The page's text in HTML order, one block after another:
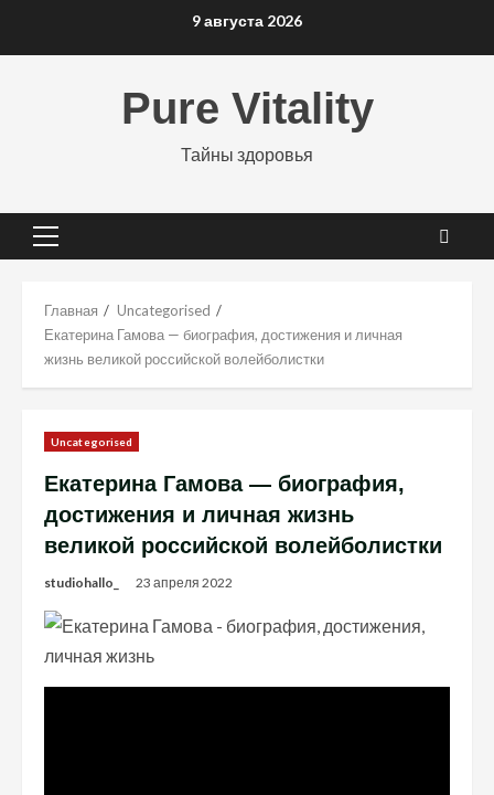
9 августа 2026
Pure Vitality
Тайны здоровья
Основное
Главная
Uncategorised
Екатерина Гамова — биография, достижения и личная
жизнь великой российской волейболистки
Uncategorised
Екатерина Гамова — биография,
достижения и личная жизнь
великой российской волейболистки
studiohallo_ 23 апреля 2022